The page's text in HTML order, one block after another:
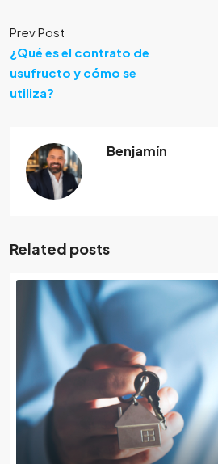
Prev Post
¿Qué es el contrato de
usufructo y cómo se
utiliza?
Benjamín
Related posts